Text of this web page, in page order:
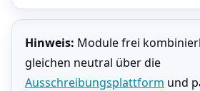
Hinweis: Module frei
gleichen neutral über die
Ausschreibungsplattform und